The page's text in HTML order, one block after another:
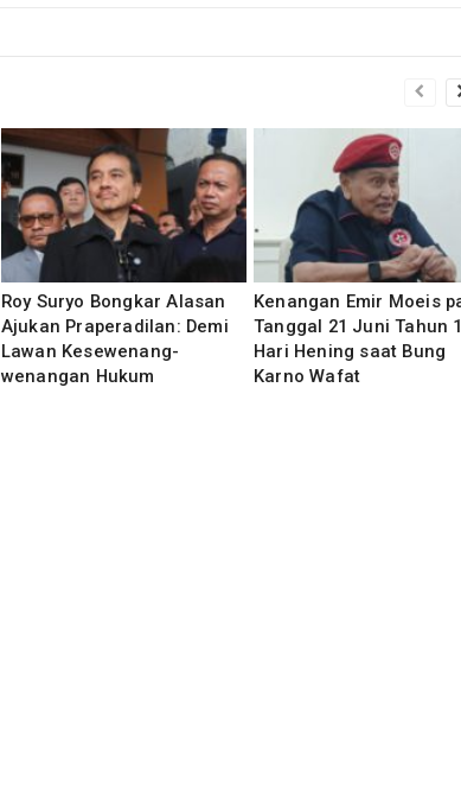
Roy Suryo Bongkar Alasan
Ajukan Praperadilan: Demi
Lawan Kesewenang-
wenangan Hukum
Kenangan Emir Moeis
Tanggal 21 Juni Tahun
Hari Hening saat Bung
Karno Wafat